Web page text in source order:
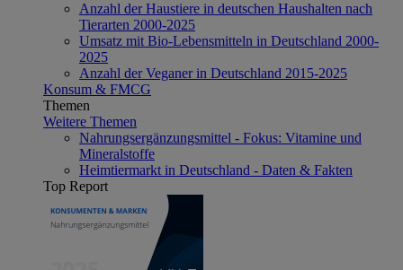
Anzahl der Haustiere in deutschen Haushalten nach
Tierarten 2000-2025
Umsatz mit Bio-Lebensmitteln in Deutschland 2000-
2025
Anzahl der Veganer in Deutschland 2015-2025
Konsum & FMCG
Themen
Weitere Themen
Nahrungsergänzungsmittel - Fokus: Vitamine und
Mineralstoffe
Heimtiermarkt in Deutschland - Daten & Fakten
Top Report